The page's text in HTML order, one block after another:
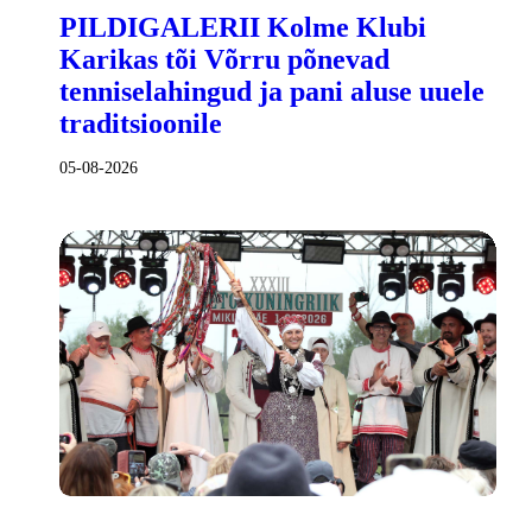
PILDIGALERII Kolme Klubi
Karikas tõi Võrru põnevad
tenniselahingud ja pani aluse uuele
traditsioonile
05-08-2026